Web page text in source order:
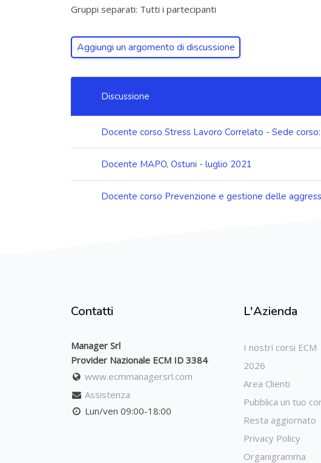
Gruppi separati: Tutti i partecipanti
Aggiungi un argomento di discussione
Elenco delle discussioni. Visualizzazione di 3 discussioni su 3
Discussione
Docente corso Stress Lavoro Correlato - Sede corso:
Docente MAPO, Ostuni - luglio 2021
Docente corso Prevenzione e gestione delle
Contatti
Manager Srl
Provider Nazionale ECM ID 3384
www.ecmmanagersrl.com
Assistenza
Lun/ven 09:00-18:00
L'Azienda
I nostri corsi ECM
2026
Area Clienti
Pubblica un tuo
Resta aggiornato
Privacy Policy
Organigramma